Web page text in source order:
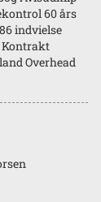
60 års
indvielse
Overhead